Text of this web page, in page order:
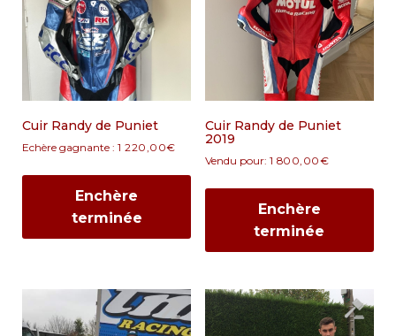
Cuir Randy de Puniet
Echère gagnante : 1 220,00€
Enchère
terminée
Cuir Randy de Puniet
2019
Vendu pour: 1 800,00€
Enchère
terminée